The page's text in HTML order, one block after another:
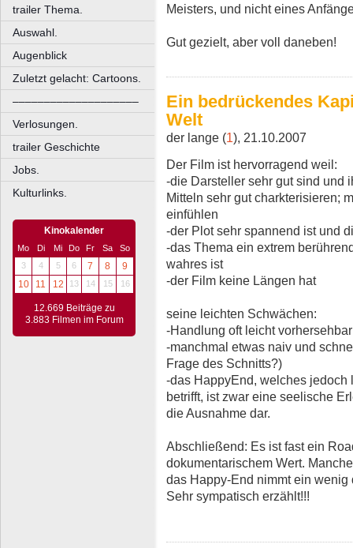
trailer Thema.
Auswahl.
Augenblick
Zuletzt gelacht: Cartoons.
––––––––––––––––––––
Verlosungen.
trailer Geschichte
Jobs.
Kulturlinks.
Kinokalender
Mo Di Mi Do Fr Sa
So
3
4 5 6 7 8
9
10
11 12 13 14 15 16
12.669 Beiträge zu
3.883 Filmen im Forum
Meisters, und nicht eines
Gut gezielt, aber voll daneben!
Ein bedrückendes
Welt
der lange (1), 21.10.2007
Der Film ist hervorragend weil:
-die Darsteller sehr gut sind und
Mitteln sehr gut charkterisieren;
einfühlen
-der Plot sehr spannend ist und
-das Thema ein extrem
wahres ist
-der Film keine Längen hat
seine leichten Schwächen:
-Handlung oft leicht
-manchmal etwas naiv und
Frage des Schnitts?)
-das HappyEnd, welches
betrifft, ist zwar eine seelische
die Ausnahme dar.
Abschließend: Es ist fast ein
dokumentarischem Wert.
das Happy-End nimmt ein
Sehr sympatisch erzählt!!!